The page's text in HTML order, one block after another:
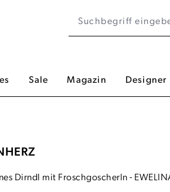
Sale Magazin Designer
Dirndl mit Froschgoscherln -